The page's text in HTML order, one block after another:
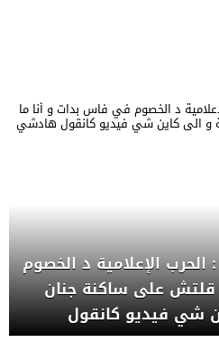
الحرب الإعلامية د الخصوم
على ساكنة جنان
شي فيديو كانقول